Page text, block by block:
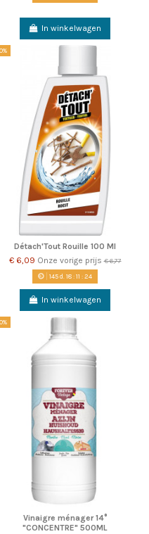
In winkelwagen
Détach'Tout Rouille 100 Ml
€ 6,09 Onze vorige prijs€ 6,77
145d. 18:11 :22
In winkelwagen
Vinaigre ménager 14°
"CONCENTRE" 500ML